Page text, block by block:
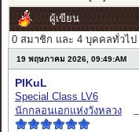
ผู้เขียน
0 สมาชิก และ 4 บุคคลทั่วไ
19 พฤษภาคม 2026, 09:49:AM
PIKuL
Special Class LV6
นักกลอนเอกแห่งวังหลวง